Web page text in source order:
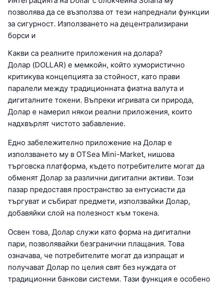
позволява да се възползва от тези напреднали функции
за сигурност. Използването на децентрализирани
борси и
Какви са реалните приложения на долара?
Долар (DOLLAR) е мемкойн, който хумористично
критикува концепцията за стойност, като прави
паралели между традиционната фиатна валута и
дигиталните токени. Въпреки игривата си природа,
Долар е намерил някои реални приложения, които
надхвърлят чистото забавление.
Едно забележително приложение на Долар е
използването му в OTSea Mini-Market, нишова
търговска платформа, където потребителите могат да
обменят Долар за различни дигитални активи. Този
пазар предоставя пространство за ентусиасти да
търгуват и събират предмети, използвайки Долар,
добавяйки слой на полезност към токена.
Освен това, Долар служи като форма на дигитални
пари, позволявайки безгранични плащания. Това
означава, че потребителите могат да изпращат и
получават Долар по целия свят без нуждата от
традиционни банкови системи. Тази функция е особено